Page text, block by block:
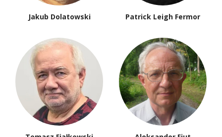
Jakub Dolatowski Patrick Leigh Fermor